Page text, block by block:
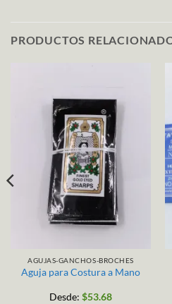
PRODUCTOS
AGUJAS-GANCHOS-BROCHES
Aguja para Costura a Mano
Desde: $53.68